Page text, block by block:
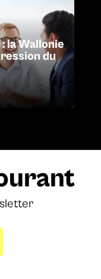
la Wallonie
du